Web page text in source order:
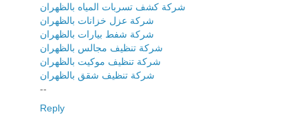
شركة كشف تسربات المياه بالظهران
شركة عزل خزانات بالظهران
شركة شفط بيارات بالظهران
شركة تنظيف مجالس بالظهران
شركة تنظيف موكيت بالظهران
شركة تنظيف شقق بالظهران
--
Reply